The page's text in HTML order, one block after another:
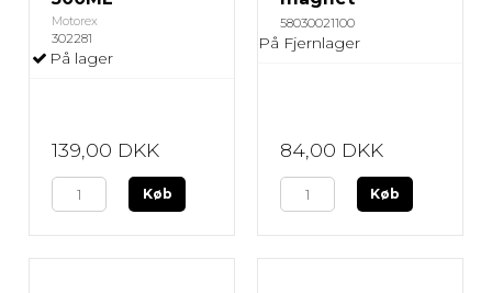
Motorex
302281
På lager
139,00 DKK
Køb
58030021100
På Fjernlager
84,00 DKK
Køb